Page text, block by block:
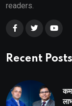
readers.
Recent Posts